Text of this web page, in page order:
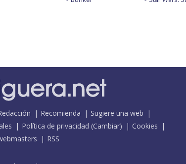
Recomienda
Sugiere una web
Política de privacidad (Cambiar)
Cookies
RSS